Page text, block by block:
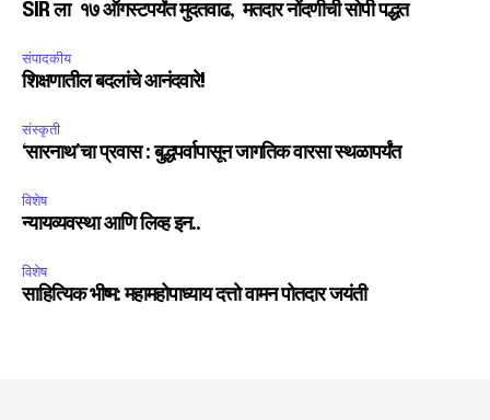
SIR ला १७ ऑगस्टपर्यंत मुदतवाढ, मतदार नोंदणीची सोपी पद्धत
संपादकीय
शिक्षणातील बदलांचे आनंदवारे!
संस्कृती
‘सारनाथ’चा प्रवास : बुद्धपर्वापासून जागतिक वारसा स्थळापर्यंत
विशेष
न्यायव्यवस्था आणि लिव्ह इन..
विशेष
साहित्यिक भीष्म: महामहोपाध्याय दत्तो वामन पोतदार जयंती